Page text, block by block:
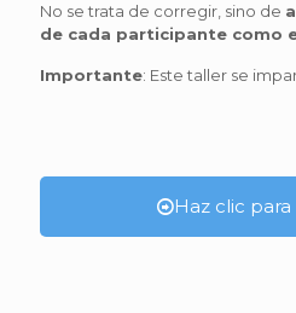
No se trata de corregir, sino de
de cada participante como
Importante: Este taller se
Haz clic